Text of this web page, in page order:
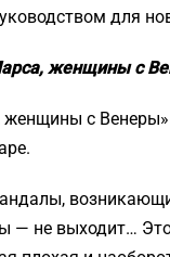
для
женщины с
с
— не выходит…